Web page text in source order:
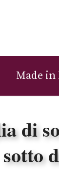
Made
di
sotto